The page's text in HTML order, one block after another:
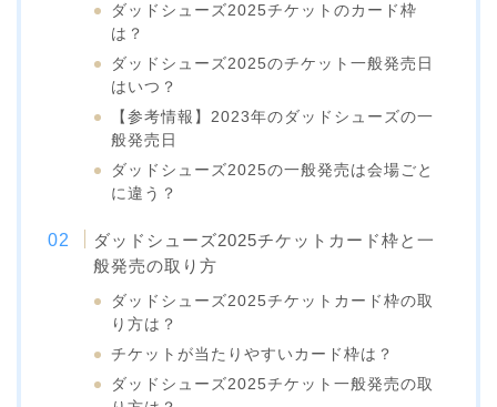
ダッドシューズ2025チケットのカード枠
は？
ダッドシューズ2025のチケット一般発売日
はいつ？
【参考情報】2023年のダッドシューズの一
般発売日
ダッドシューズ2025の一般発売は会場ごと
に違う？
ダッドシューズ2025チケットカード枠と一
般発売の取り方
ダッドシューズ2025チケットカード枠の取
り方は？
チケットが当たりやすいカード枠は？
ダッドシューズ2025チケット一般発売の取